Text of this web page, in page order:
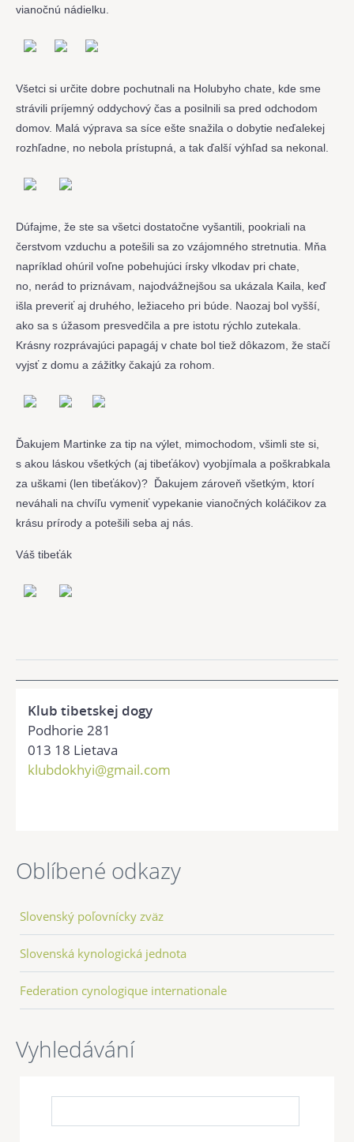
vianočnú nádielku.
Všetci si určite dobre pochutnali na Holubyho chate, kde sme
strávili príjemný oddychový čas a posilnili sa pred odchodom
domov. Malá výprava sa síce ešte snažila o dobytie neďalekej
rozhľadne, no nebola prístupná, a tak ďalší výhľad sa nekonal.
Dúfajme, že ste sa všetci dostatočne vyšantili, pookriali na
čerstvom vzduchu a potešili sa zo vzájomného stretnutia. Mňa
napríklad ohúril voľne pobehujúci írsky vlkodav pri chate,
no, nerád to priznávam, najodvážnejšou sa ukázala Kaila, keď
išla preveriť aj druhého, ležiaceho pri búde. Naozaj bol vyšší,
ako sa s úžasom presvedčila a pre istotu rýchlo zutekala.
Krásny rozprávajúci papagáj v chate bol tiež dôkazom, že stačí
vyjsť z domu a zážitky čakajú za rohom.
Ďakujem Martinke za tip na výlet, mimochodom, všimli ste si,
s akou láskou všetkých (aj tibeťákov) vyobjímala a poškrabkala
za uškami (len tibeťákov)? Ďakujem zároveň všetkým, ktorí
neváhali na chvíľu vymeniť vypekanie vianočných koláčikov za
krásu prírody a potešili seba aj nás.
Váš tibeťák
Klub tibetskej dogy
Podhorie 281
013 18 Lietava
klubdokhyi@gmail.com
Oblíbené odkazy
Slovenský poľovnícky zväz
Slovenská kynologická jednota
Federation cynologique internationale
Vyhledávání